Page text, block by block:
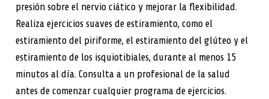
presión sobre el nervio ciático y mejorar la flexibilidad.
Realiza ejercicios suaves de estiramiento, como el
estiramiento del piriforme, el estiramiento del glúteo y el
estiramiento de los isquiotibiales, durante al menos 15
minutos al día. Consulta a un profesional de la salud
antes de comenzar cualquier programa de ejercicios.